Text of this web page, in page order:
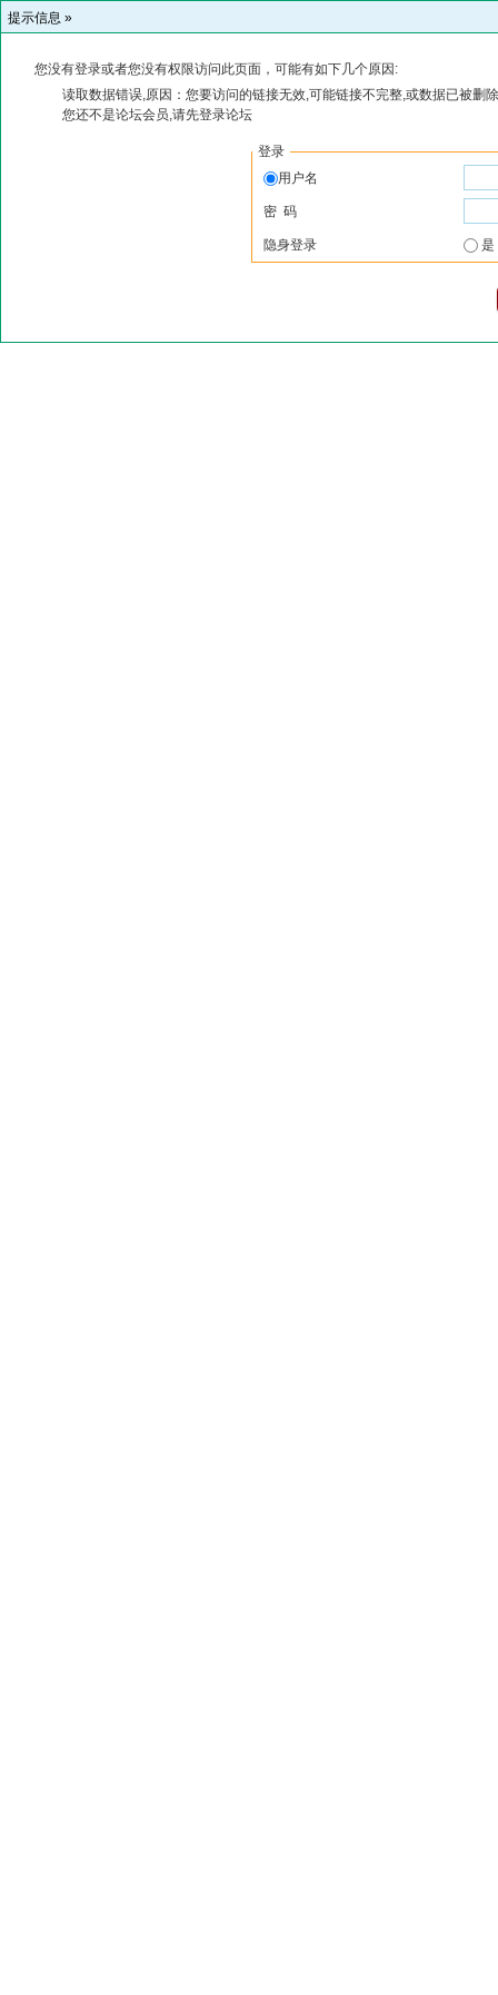
提示信息 »
您没有登录或者您没有权限访问此页面，可能有如下几个原因:
读取数据错误,原因：您要访问的链接无效,可能链接不完整,或数据已被删
您还不是论坛会员,请先登录论坛
登录
用户名
密 码
隐身登录